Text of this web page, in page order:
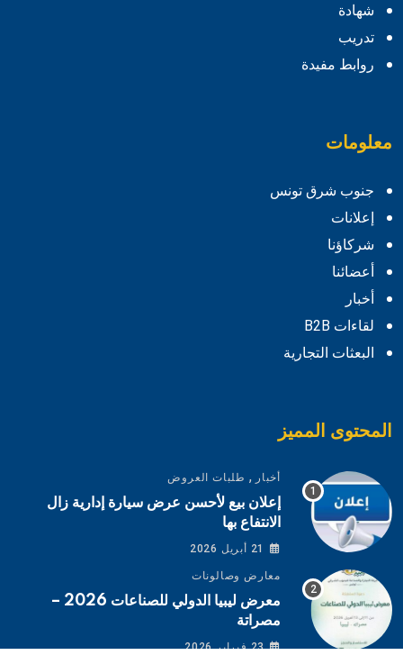
شهادة
تدريب
روابط مفيدة
معلومات
جنوب شرق تونس
إعلانات
شركاؤنا
أعضائنا
أخبار
لقاءات B2B
البعثات التجارية
المحتوى المميز
أخبار , طلبات العروض
إعلان بيع لأحسن عرض سيارة إدارية زال
الانتفاع بها
21 أبريل 2026
معارض وصالونات
معرض ليبيا الدولي للصناعات 2026 –
مصراتة
23 فبراير 2026